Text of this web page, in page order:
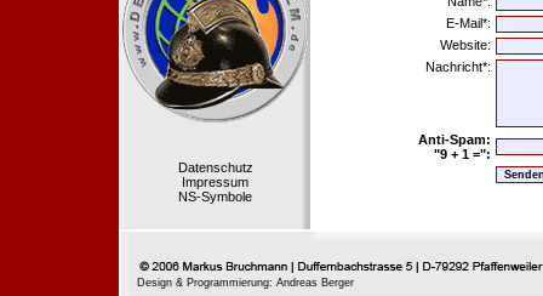
Datenschutz
Impressum
NS-Symbole
E-Mail*:
Website:
Nachricht*:
Anti-Spam:
"9 + 1 =":
Design & Programmierung: Andreas Berger